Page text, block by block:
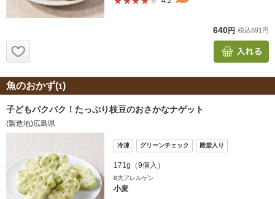
魚のおかず(1)